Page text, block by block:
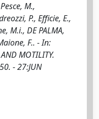
M.,
P., Efficie, E.,
M.i., DE PALMA,
F.. - In:
MOTILITY.
- 27:JUN